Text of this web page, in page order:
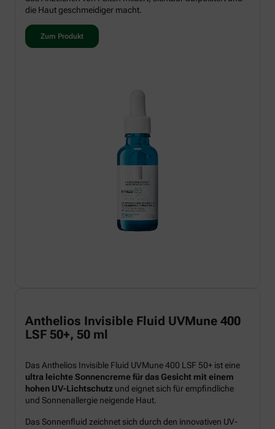
die Haut geschmeidiger macht.
Zum Produkt
Anthelios Invisible Fluid UVMune 400
LSF 50+, 50 ml
Das Anthelios Invisible Fluid UVMune 400 LSF 50+ ist eine
ultra leichte Sonnencreme für das Gesicht mit einem
hohen UV-Lichtschutz und eignet sich für empfindliche
und Sonnenallergie neigende Haut.
Das Sonnenfluid zeichnet sich durch den innovativen UV-